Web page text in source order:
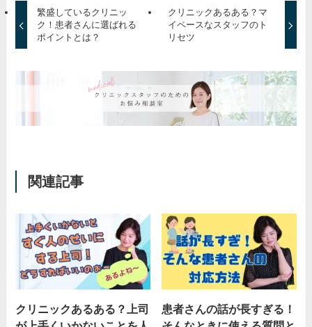
繁盛しているクリニッ
ク！患者さんに選ばれる
ポイントとは？
クリニックあるある？マ
イペースなスタッフのト
リセツ
関連記事
クリニックあるある？上司
患者さんの話が長すぎる！